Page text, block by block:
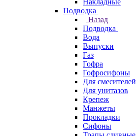
Накладные
Подводка
Назад
Подводка
Вода
Выпуски
Газ
Гофра
Гофросифоны
Для смесителей
Для унитазов
Крепеж
Манжеты
Прокладки
Сифоны